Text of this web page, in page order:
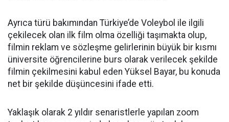
Ayrıca türü bakımından Türkiye’de Voleybol ile ilgili
çekilecek olan ilk film olma özelliği taşımakta olup,
filmin reklam ve sözleşme gelirlerinin büyük bir kısmı
üniversite öğrencilerine burs olarak verilecek şekilde
filmin çekilmesini kabul eden Yüksel Bayar, bu konuda
net bir şekilde düşüncesini ifade etti.
Yaklaşık olarak 2 yıldır senaristlerle yapılan zoom